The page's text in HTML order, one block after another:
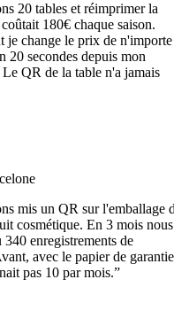
20 tables et réimprimer la
180€ chaque saison.
je change le prix de n'importe
20 secondes depuis mon
QR de la table n'a jamais
mis un QR sur l'emballage
cosmétique. En 3 mois nous
340 enregistrements de
avec le papier de
pas 10 par mois.”